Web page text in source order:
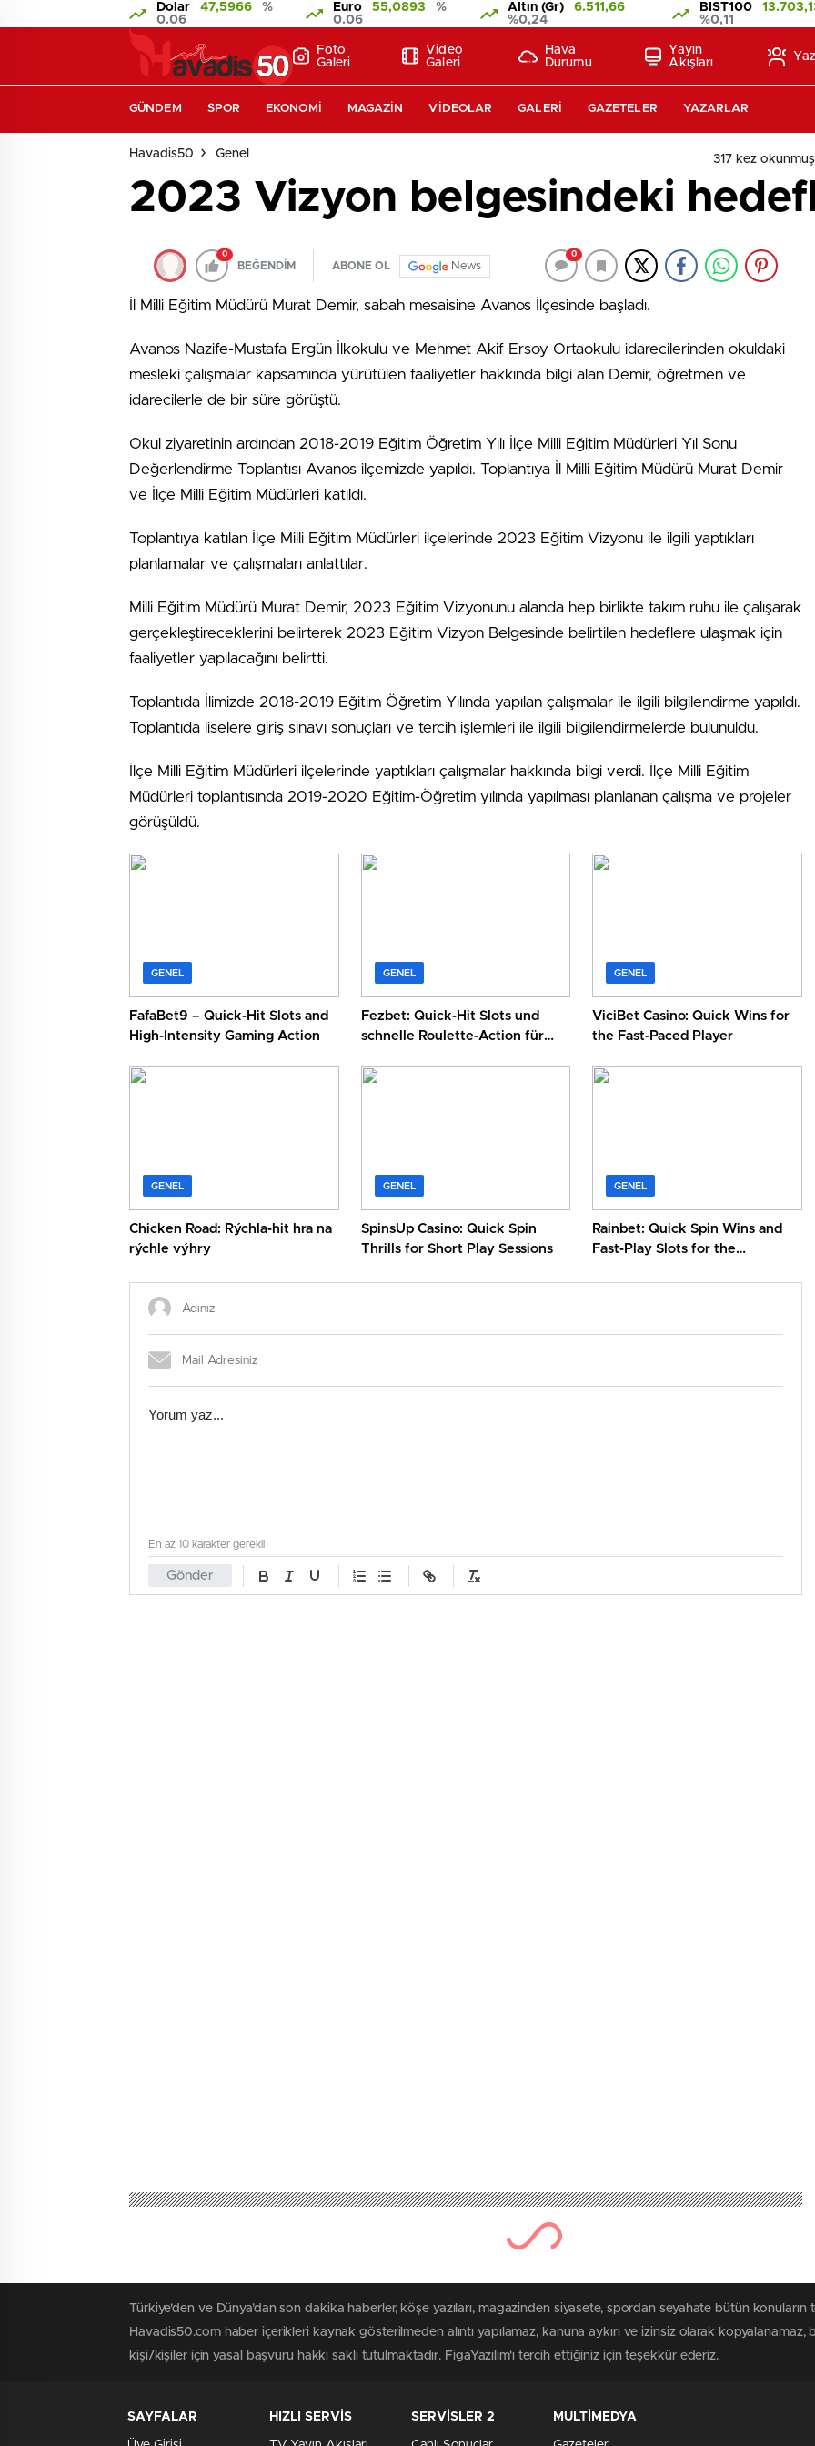
Dolar 47,5966
%
0.06
Euro 55,0893
%
0.06
Altın (Gr)
6.511,66
%0,24
BIST100
%0,11
Foto
Galeri
Video
Galeri
Hava
Durumu
Yayın
Akışları
GÜNDEM SPOR EKONOMI MAGAZIN VIDEOLAR GALERI GAZETELER YAZARLAR
Havadis50 Genel 317 kez
2023 Vizyon belgesindeki
0
BEĞENDİM ABONE OL News
0
İl Milli Eğitim Müdürü Murat Demir, sabah mesaisine Avanos İlçesinde başladı.
Avanos Nazife-Mustafa Ergün İlkokulu ve Mehmet Akif Ersoy Ortaokulu idarecilerinden okuldaki
mesleki çalışmalar kapsamında yürütülen faaliyetler hakkında bilgi alan Demir, öğretmen ve
idarecilerle de bir süre görüştü.
Okul ziyaretinin ardından 2018-2019 Eğitim Öğretim Yılı İlçe Milli Eğitim Müdürleri Yıl Sonu
Değerlendirme Toplantısı Avanos ilçemizde yapıldı. Toplantıya İl Milli Eğitim Müdürü Murat Demir
ve İlçe Milli Eğitim Müdürleri katıldı.
Toplantıya katılan İlçe Milli Eğitim Müdürleri ilçelerinde 2023 Eğitim Vizyonu ile ilgili yaptıkları
planlamalar ve çalışmaları anlattılar.
Milli Eğitim Müdürü Murat Demir, 2023 Eğitim Vizyonunu alanda hep birlikte takım ruhu ile çalışarak
gerçekleştireceklerini belirterek 2023 Eğitim Vizyon Belgesinde belirtilen hedeflere ulaşmak için
faaliyetler yapılacağını belirtti.
Toplantıda İlimizde 2018-2019 Eğitim Öğretim Yılında yapılan çalışmalar ile ilgili bilgilendirme yapıldı.
Toplantıda liselere giriş sınavı sonuçları ve tercih işlemleri ile ilgili bilgilendirmelerde bulunuldu.
İlçe Milli Eğitim Müdürleri ilçelerinde yaptıkları çalışmalar hakkında bilgi verdi. İlçe Milli Eğitim
Müdürleri toplantısında 2019-2020 Eğitim-Öğretim yılında yapılması planlanan çalışma ve projeler
görüşüldü.
GENEL
FafaBet9 – Quick‑Hit Slots and
High‑Intensity Gaming Action
GENEL
Fezbet: Quick‑Hit Slots und
schnelle Roulette‑Action für
GENEL
ViciBet Casino: Quick Wins for
the Fast‑Paced Player
GENEL
Chicken Road: Rýchla‑hit hra na
rýchle výhry
GENEL
SpinsUp Casino: Quick Spin
Thrills for Short Play Sessions
GENEL
Rainbet: Quick Spin Wins and
Fast‑Play Slots for the
Gönder
En az 10 karakter gerekli
Türkiye'den ve Dünya’dan son dakika haberler, köşe yazıları, magazinden siyasete, spordan seyahate bütün konuların
Havadis50.com haber içerikleri kaynak gösterilmeden alıntı yapılamaz, kanuna aykırı ve izinsiz olarak kopyalanamaz,
kişi/kişiler için yasal başvuru hakkı saklı tutulmaktadır. FigaYazılım'ı tercih ettiğiniz için teşekkür ederiz.
SAYFALAR HIZLI SERVİS SERVİSLER 2 MULTİMEDYA